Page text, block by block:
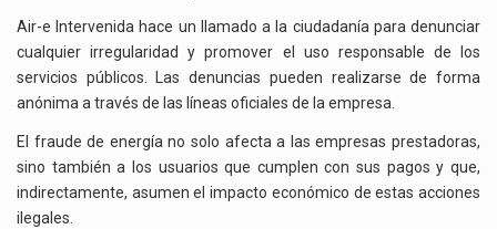
Air-e Intervenida hace un llamado a la ciudadanía para denunciar
cualquier irregularidad y promover el uso responsable de los
servicios públicos. Las denuncias pueden realizarse de forma
anónima a través de las líneas oficiales de la empresa.
El fraude de energía no solo afecta a las empresas prestadoras,
sino también a los usuarios que cumplen con sus pagos y que,
indirectamente, asumen el impacto económico de estas acciones
ilegales.